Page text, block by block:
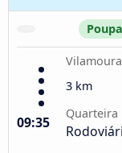
Vilamoura
3 km
09:35
Quarteira